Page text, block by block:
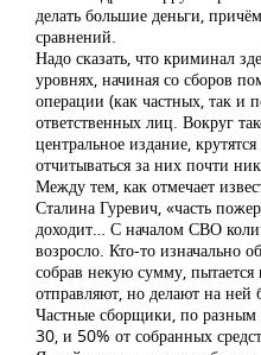
делать большие деньги,
сравнений.
Надо сказать, что криминал
уровнях, начиная со сборов
операции (как частных, так и
ответственных лиц. Вокруг
центральное издание,
отчитываться за них почти
Между тем, как отмечает
Сталина Гуревич, «часть
доходит… С началом СВО
возросло. Кто-то изначально
собрав некую сумму,
отправляют, но делают на ней
Частные сборщики, по разным
30, и 50% от собранных